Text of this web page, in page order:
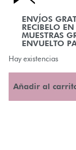
ENVÍOS
RECÍBELO
MUESTRAS
ENVUELTO
Hay existencias
Añadir al